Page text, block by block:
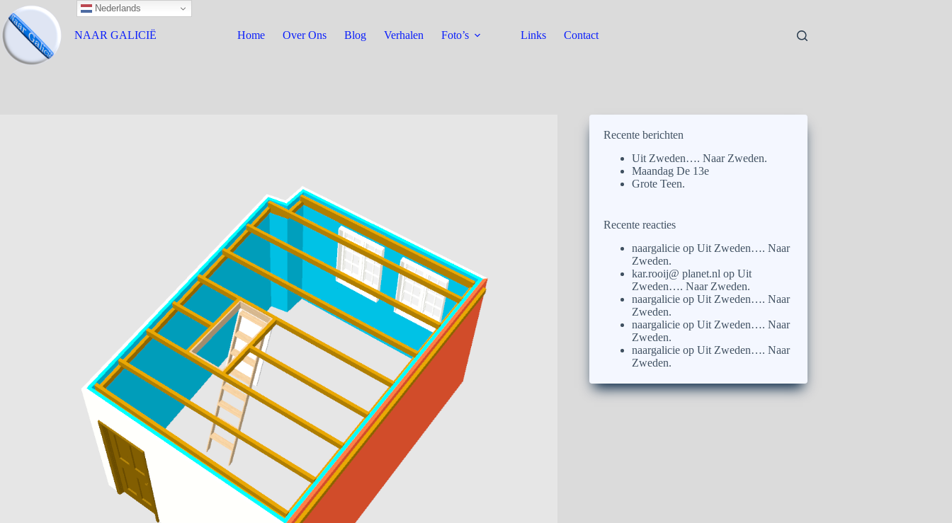
NAAR GALICIË Home Over Ons Blog Verhalen Foto’s Links Contact
Recente berichten
Uit Zweden…. Naar Zweden.
Maandag De 13e
Grote Teen.
Recente reacties
naargalicie opUit Zweden…. Naar
Zweden.
kar.rooij@ planet.nl opUit
Zweden…. Naar Zweden.
naargalicie opUit Zweden…. Naar
Zweden.
naargalicie opUit Zweden…. Naar
Zweden.
naargalicie opUit Zweden…. Naar
Zweden.
Nederlands